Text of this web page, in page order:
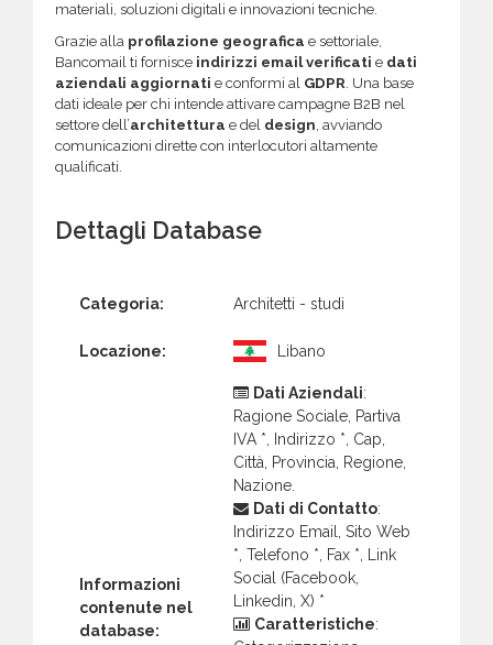
materiali, soluzioni digitali e innovazioni tecniche.
Grazie alla profilazione geografica e settoriale,
Bancomail ti fornisce indirizzi email verificati e dati
aziendali aggiornati e conformi al GDPR. Una base
dati ideale per chi intende attivare campagne B2B nel
settore dell’architettura e del design, avviando
comunicazioni dirette con interlocutori altamente
qualificati.
Dettagli Database
Categoria: Architetti - studi
Locazione: Libano
Informazioni
contenute nel
database:
Dati Aziendali:
Ragione Sociale, Partiva
IVA *, Indirizzo *, Cap,
Città, Provincia, Regione,
Nazione.
Dati di Contatto:
Indirizzo Email, Sito Web
*, Telefono *, Fax *, Link
Social (Facebook,
Linkedin, X) *
Caratteristiche: